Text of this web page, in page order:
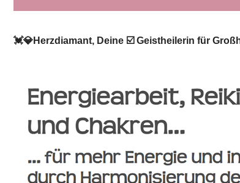
💓️💎Herzdiamant, Deine ☑️ Geistheilerin für